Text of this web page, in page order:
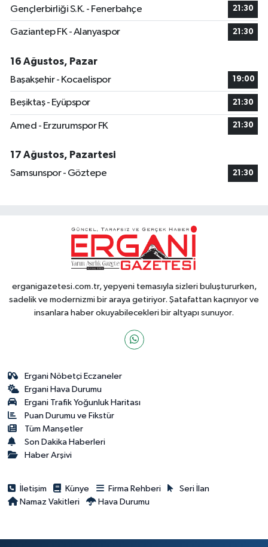
Gençlerbirliği S.K. - Fenerbahçe 21:30
Gaziantep FK - Alanyaspor 21:30
16 Ağustos, Pazar
Başakşehir - Kocaelispor
19:00
Beşiktaş - Eyüpspor 21:30
Amed - Erzurumspor FK 21:30
17 Ağustos, Pazartesi
Samsunspor - Göztepe
21:30
erganigazetesi.com.tr, yepyeni temasıyla sizleri buluştururken,
sadelik ve modernizmi bir araya getiriyor. Şatafattan kaçınıyor ve
insanlara haber okuyabilecekleri bir altyapı sunuyor.
Ergani Nöbetçi Eczaneler
Ergani Hava Durumu
Ergani Trafik Yoğunluk Haritası
Puan Durumu ve Fikstür
Tüm Manşetler
Son Dakika Haberleri
Haber Arşivi
İletişim Künye Firma Rehberi
Seri İlan
Namaz Vakitleri
Hava Durumu